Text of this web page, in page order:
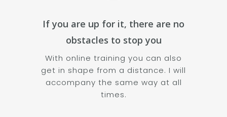
If you are up for it, there are no
obstacles to stop you
With online training you can also
get in shape from a distance. I will
accompany the same way at all
times.